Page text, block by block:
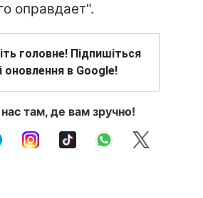
оправдает".
головне! Підпишіться
оновлення в Google!
там, де вам зручно!